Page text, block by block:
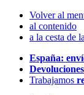
Volver al
al contenido
a la cesta de
España:
Trabajamos